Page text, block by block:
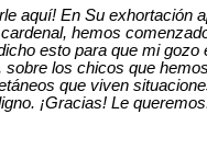
aquí! En Su exhortación
hemos
esto para que mi
sobre los chicos que
que viven
¡Gracias! Le